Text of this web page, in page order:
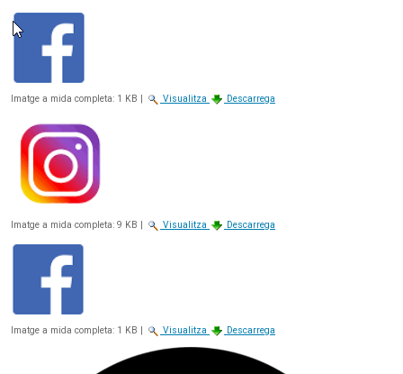
Imatge a mida completa: 1 KB | Visualitza Descarrega
Imatge a mida completa: 9 KB | Visualitza Descarrega
Imatge a mida completa: 1 KB | Visualitza Descarrega